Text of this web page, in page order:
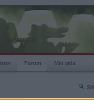
Forum Min sida